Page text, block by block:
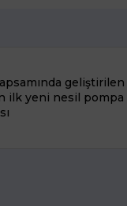
geliştirilen
ilk yeni nesil pompa